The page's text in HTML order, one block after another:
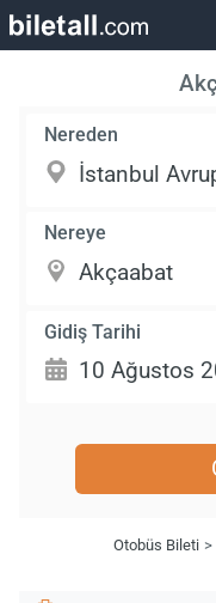
Nereden
Nereye
Gidiş Tarihi
Otobüs Bileti